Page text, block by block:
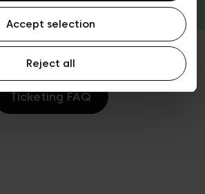
Accept selection
Reject all
Ticketing FAQ